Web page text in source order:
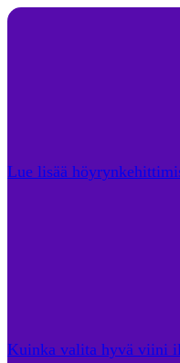
Lue lisää
Kuinka valita hyvä viini